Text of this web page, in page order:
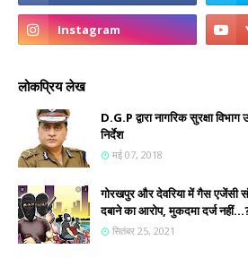
लोकप्रिय लेख
D.G.P द्वारा नागरिक सुरक्षा
निर्देश
मई 07, 2018
गोरखपुर और देवरिया में गैस एजेंसी
दबाने का आरोप, मुकदमा दर्ज
सितंबर 25, 2021